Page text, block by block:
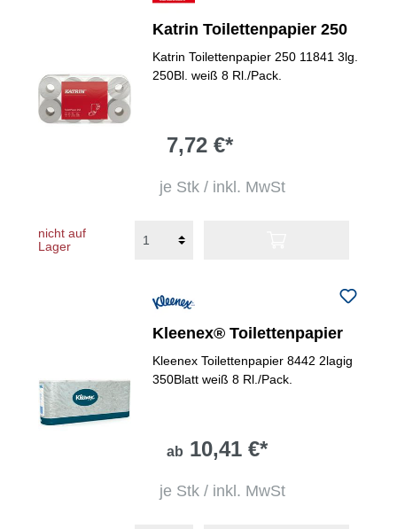
Katrin Toilettenpapier 250
Katrin Toilettenpapier 250 11841 3lg.
250Bl. weiß 8 Rl./Pack.
7,72 €*
je Stk / inkl. MwSt
nicht auf
Lager
Kleenex® Toilettenpapier
Kleenex Toilettenpapier 8442 2lagig
350Blatt weiß 8 Rl./Pack.
ab 10,41 €*
je Stk / inkl. MwSt